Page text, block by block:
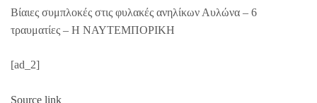
Βίαιες συμπλοκές στις φυλακές ανηλίκων Αυλώνα – 6
τραυματίες – Η ΝΑΥΤΕΜΠΟΡΙΚΗ
[ad_2]
Source link